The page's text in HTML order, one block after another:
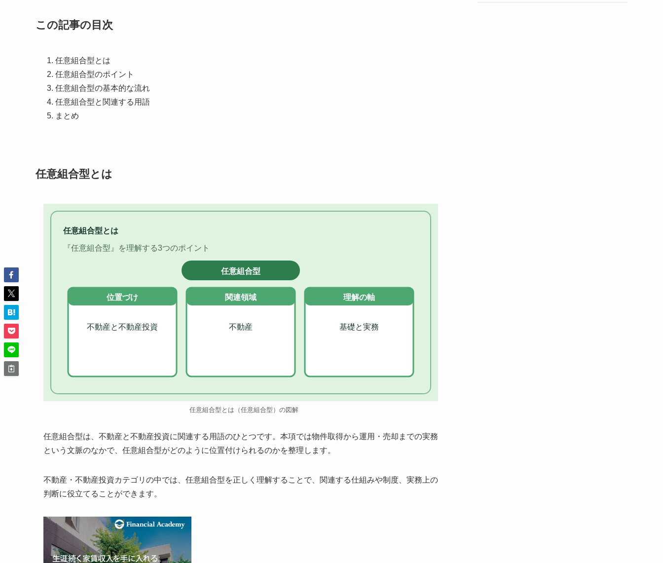
この記事の目次
任意組合型とは
任意組合型のポイント
任意組合型の基本的な流れ
任意組合型と関連する用語
まとめ
任意組合型とは
任意組合型とは
『任意組合型』を理解する3つのポイント
任意組合型
位置づけ
不動産と不動産投資
関連領域
不動産
理解の軸
基礎と実務
任意組合型とは（任意組合型）の図解
任意組合型は、不動産と不動産投資に関連する用語のひとつです。本項では物件取得から運用・売却までの実務
という文脈のなかで、任意組合型がどのように位置付けられるのかを整理します。
不動産・不動産投資カテゴリの中では、任意組合型を正しく理解することで、関連する仕組みや制度、実務上の
判断に役立てることができます。